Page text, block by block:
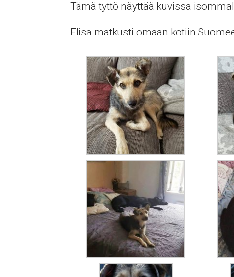
Tämä tyttö näyttää kuvissa
Elisa matkusti omaan kotiin